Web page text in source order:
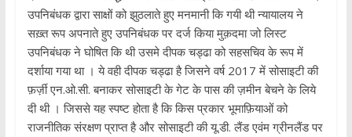
उपनिबंधक द्वारा साक्षों को झुठलाते हुए मनमानी कि गयी थी न्यायालय ने
सख़्त रूप अपनाते हुए उपनिबंधक पर दर्ज किया मुक़दमा जो लिस्ट
उपनिबंधक ने घोषित कि थी उसमे दीपक चड्ढा को सहसचिव के रूप में
दर्शाया गया था । ये वही दीपक चड्ढा है जिसने वर्ष 2017 में सोसाइटी की
फ़र्ज़ी एन.ओ.सी. बनाकर सोसाइटी के गेट के पास की ज़मीन बेचने के लिये
दी थी । जिससे यह स्पष्ट होता है कि किस प्रकार भूमाफ़ियाओं को
राजनीतिक संरक्षण प्राप्त है और सोसाइटी की यू.डी. लैंड एवंम ग्रीनलैंड पर